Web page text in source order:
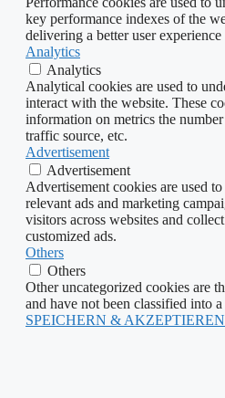
key performance indexes of the
delivering a better user
Analytics
Analytics
Analytical cookies are used to
interact with the website. These
information on metrics the
traffic source, etc.
Advertisement
Advertisement
Advertisement cookies are used
relevant ads and marketing
visitors across websites and
customized ads.
Others
Others
Other uncategorized cookies are
and have not been classified into
SPEICHERN & AKZEPTIEREN